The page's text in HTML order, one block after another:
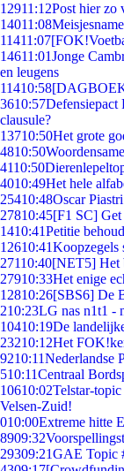
12911:12Post hier zo
14011:08
11411:07
14611:01Jonge
en leugens
11410:58
3610:57Defensiepact
clausule?
13710:50Het grote
4810:50
4110:50
4010:49Het hele
25410:48Oscar
27810:45[F1 SC]
1410:41Petitie
12610:41Koopzegels
27110:40[NET5] Het
27910:33Het enige
12810:26[SBS6] De
210:23LG nas n1t1 -
10410:19De
23210:12Het
9210:11Nederlandse
510:11Centraal
10610:02Telstar-
Velsen-Zuid!
010:00Extreme hitte
8909:32
29309:21GAE Topic